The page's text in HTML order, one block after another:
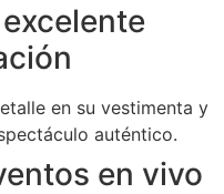
en su vestimenta y
auténtico.
en vivo